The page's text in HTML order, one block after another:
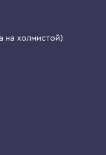
на холмистой)